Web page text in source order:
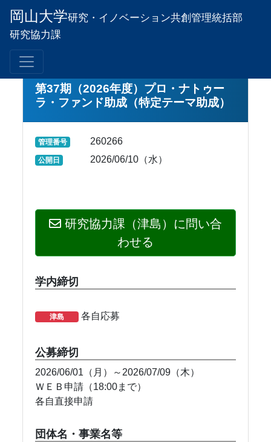
岡山大学研究・イノベーション共創管理統括部
研究協力課
第37期（2026年度）プロ・ナトゥー
ラ・ファンド助成（特定テーマ助成）
管理番号 260266
公開日 2026/06/10（水）
研究協力課（津島）に問い合
わせる
学内締切
津島 各自応募
公募締切
2026/06/01（月）～2026/07/09（木）
ＷＥＢ申請（18:00まで）
各自直接申請
団体名・事業名等